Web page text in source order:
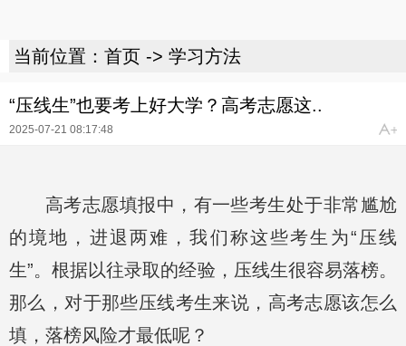
当前位置： 首页 -> 学习方法
“压线生”也要考上好大学？高考志愿这..
2025-07-21 08:17:48
高考志愿填报中，有一些考生处于非常尴尬
的境地，进退两难，我们称这些考生为“压线
生”。根据以往录取的经验，压线生很容易落榜。
那么，对于那些压线考生来说，高考志愿该怎么
填，落榜风险才最低呢？